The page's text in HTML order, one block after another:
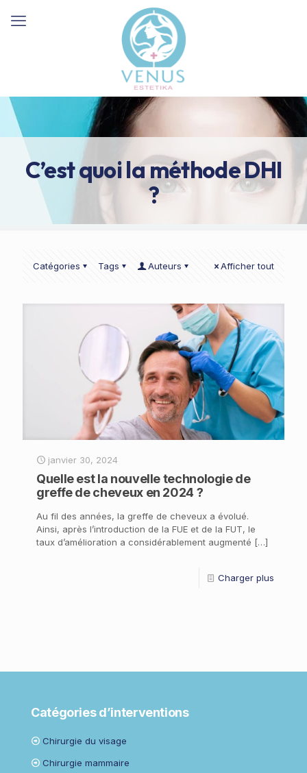
C’est quoi la méthode DHI
?
Catégories Tags Auteurs Afficher tout
janvier 30, 2024
Quelle est la nouvelle technologie de
greffe de cheveux en 2024 ?
Au fil des années, la greffe de cheveux a évolué.
Ainsi, après l’introduction de la FUE et de la FUT, le
taux d’amélioration a considérablement augmenté […]
Charger plus
Catégories d’interventions
Chirurgie du visage
Chirurgie mammaire